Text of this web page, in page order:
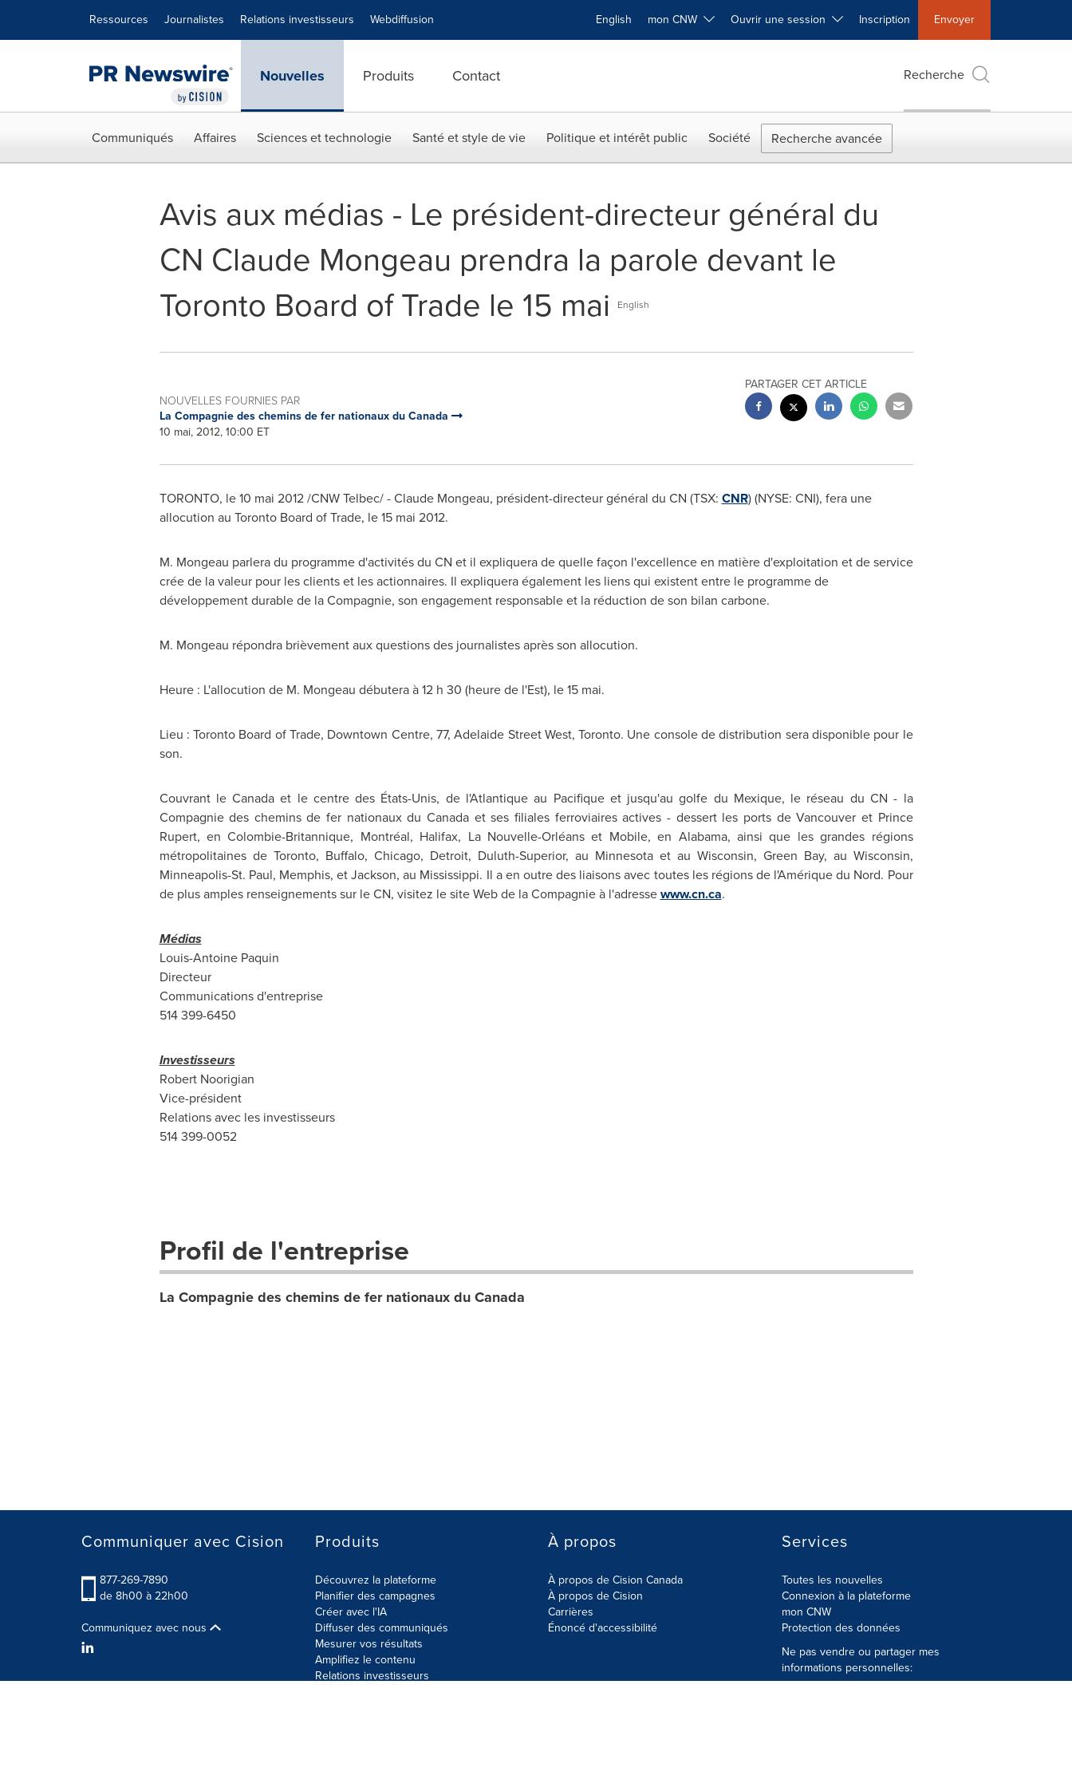
Ressources Journalistes Relations investisseurs Webdiffusion English mon CNW Ouvrir une session Inscription Envoyer
Nouvelles Produits Contact Recherche
Communiqués Affaires Sciences et technologie Santé et style de vie Politique et intérêt public Société Recherche avancée
Avis aux médias - Le président-directeur général du
CN Claude Mongeau prendra la parole devant le
Toronto Board of Trade le 15 mai
English
NOUVELLES FOURNIES PAR
La Compagnie des chemins de fer nationaux du Canada
10 mai, 2012, 10:00 ET
PARTAGER CET ARTICLE
TORONTO, le 10 mai 2012 /CNW Telbec/ -Claude Mongeau, président-directeur général du CN (TSX: CNR) (NYSE: CNI), fera une
allocution au TorontoBoard of Trade, le 15 mai 2012.
M. Mongeau parlera du programme d'activités du CN et il expliquera de quelle façon l'excellence en matière d'exploitation et de service
crée de la valeur pour les clients et les actionnaires. Il expliquera également les liens qui existent entre le programme de
développement durable de la Compagnie, son engagement responsable et la réduction de son bilan carbone.
M. Mongeau répondra brièvement aux questions des journalistes après son allocution.
Heure : L'allocution de M. Mongeau débutera à 12 h 30 (heure de l'Est), le 15 mai.
Lieu :Toronto Board of Trade, Downtown Centre, 77, Adelaide Street West,Toronto. Une console de distribution sera disponible pour le
son.
Couvrant leCanada et le centre des États-Unis, de l'Atlantique au Pacifique et jusqu'au golfe du Mexique, le réseau du CN - la
Compagnie des chemins de fer nationaux duCanada et ses filiales ferroviaires actives - dessert les ports deVancouver et Prince
Rupert, en Colombie-Britannique, Montréal, Halifax, La Nouvelle-Orléans et Mobile, en Alabama, ainsi que les grandes régions
métropolitaines de Toronto, Buffalo, Chicago, Detroit, Duluth-Superior, au Minnesota et au Wisconsin, Green Bay, au Wisconsin,
Minneapolis-St. Paul, Memphis, etJackson, au Mississippi. Il a en outre des liaisons avec toutes les régions de l'Amérique du Nord. Pour
de plus amples renseignements sur le CN, visitez le site Web de la Compagnie à l'adressewww.cn.ca.
Médias
Louis-Antoine Paquin
Directeur
Communications d'entreprise
514 399-6450
Investisseurs
Robert Noorigian
Vice-président
Relations avec les investisseurs
514 399-0052
Profil de l'entreprise
La Compagnie des chemins de fer nationaux du Canada
Communiquer avec Cision
877-269-7890
de 8h00 à 22h00
Communiquez avec nous
Produits
Découvrez la plateforme
Planifier des campagnes
Créer avec l'IA
Diffuser des communiqués
Mesurer vos résultats
Amplifiez le contenu
Relations investisseurs
À propos
À propos de Cision Canada
À propos de Cision
Carrières
Énoncé d'accessibilité
Services
Toutes les nouvelles
Connexion à la plateforme
mon CNW
Protection des données
Ne pas vendre ou partager mes
informations personnelles: